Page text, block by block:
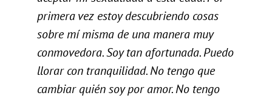
primera vez estoy descubriendo cosas
sobre mí misma de una manera muy
conmovedora. Soy tan afortunada. Puedo
llorar con tranquilidad. No tengo que
cambiar quién soy por amor. No tengo